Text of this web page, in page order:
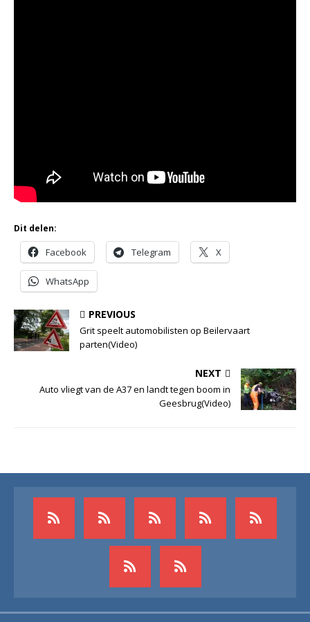
Dit delen:
Facebook Telegram X
WhatsApp
PREVIOUS
Grit speelt automobilisten op Beilervaart
parten(Video)
NEXT
Auto vliegt van de A37 en landt tegen boom in
Geesbrug(Video)